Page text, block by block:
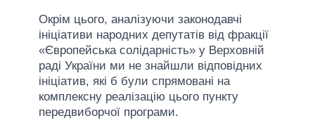
Окрім цього, аналізуючи законодавчі
ініціативи народних депутатів від фракції
«Європейська солідарність» у Верховній
раді України ми не знайшли відповідних
ініціатив, які б були спрямовані на
комплексну реалізацію цього пункту
передвиборчої програми.